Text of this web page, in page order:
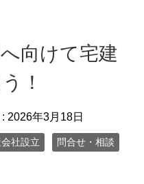
向けて宅建
！
2026年3月18日
社設立 問合せ・相談